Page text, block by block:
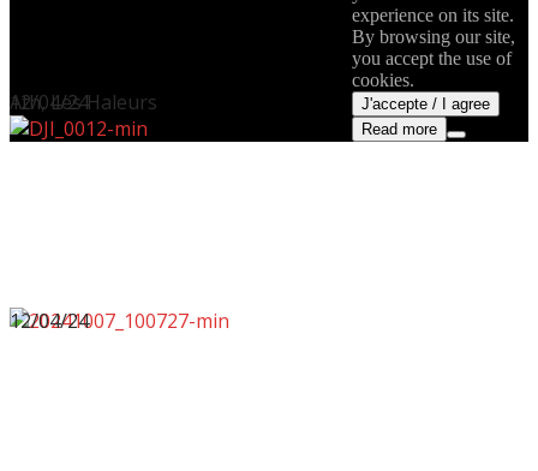
12/04/24
12/04/24
Ath, Les Haleurs
experience on its site.
By browsing our site,
you accept the use of
cookies.
J'accepte / I agree
Read more